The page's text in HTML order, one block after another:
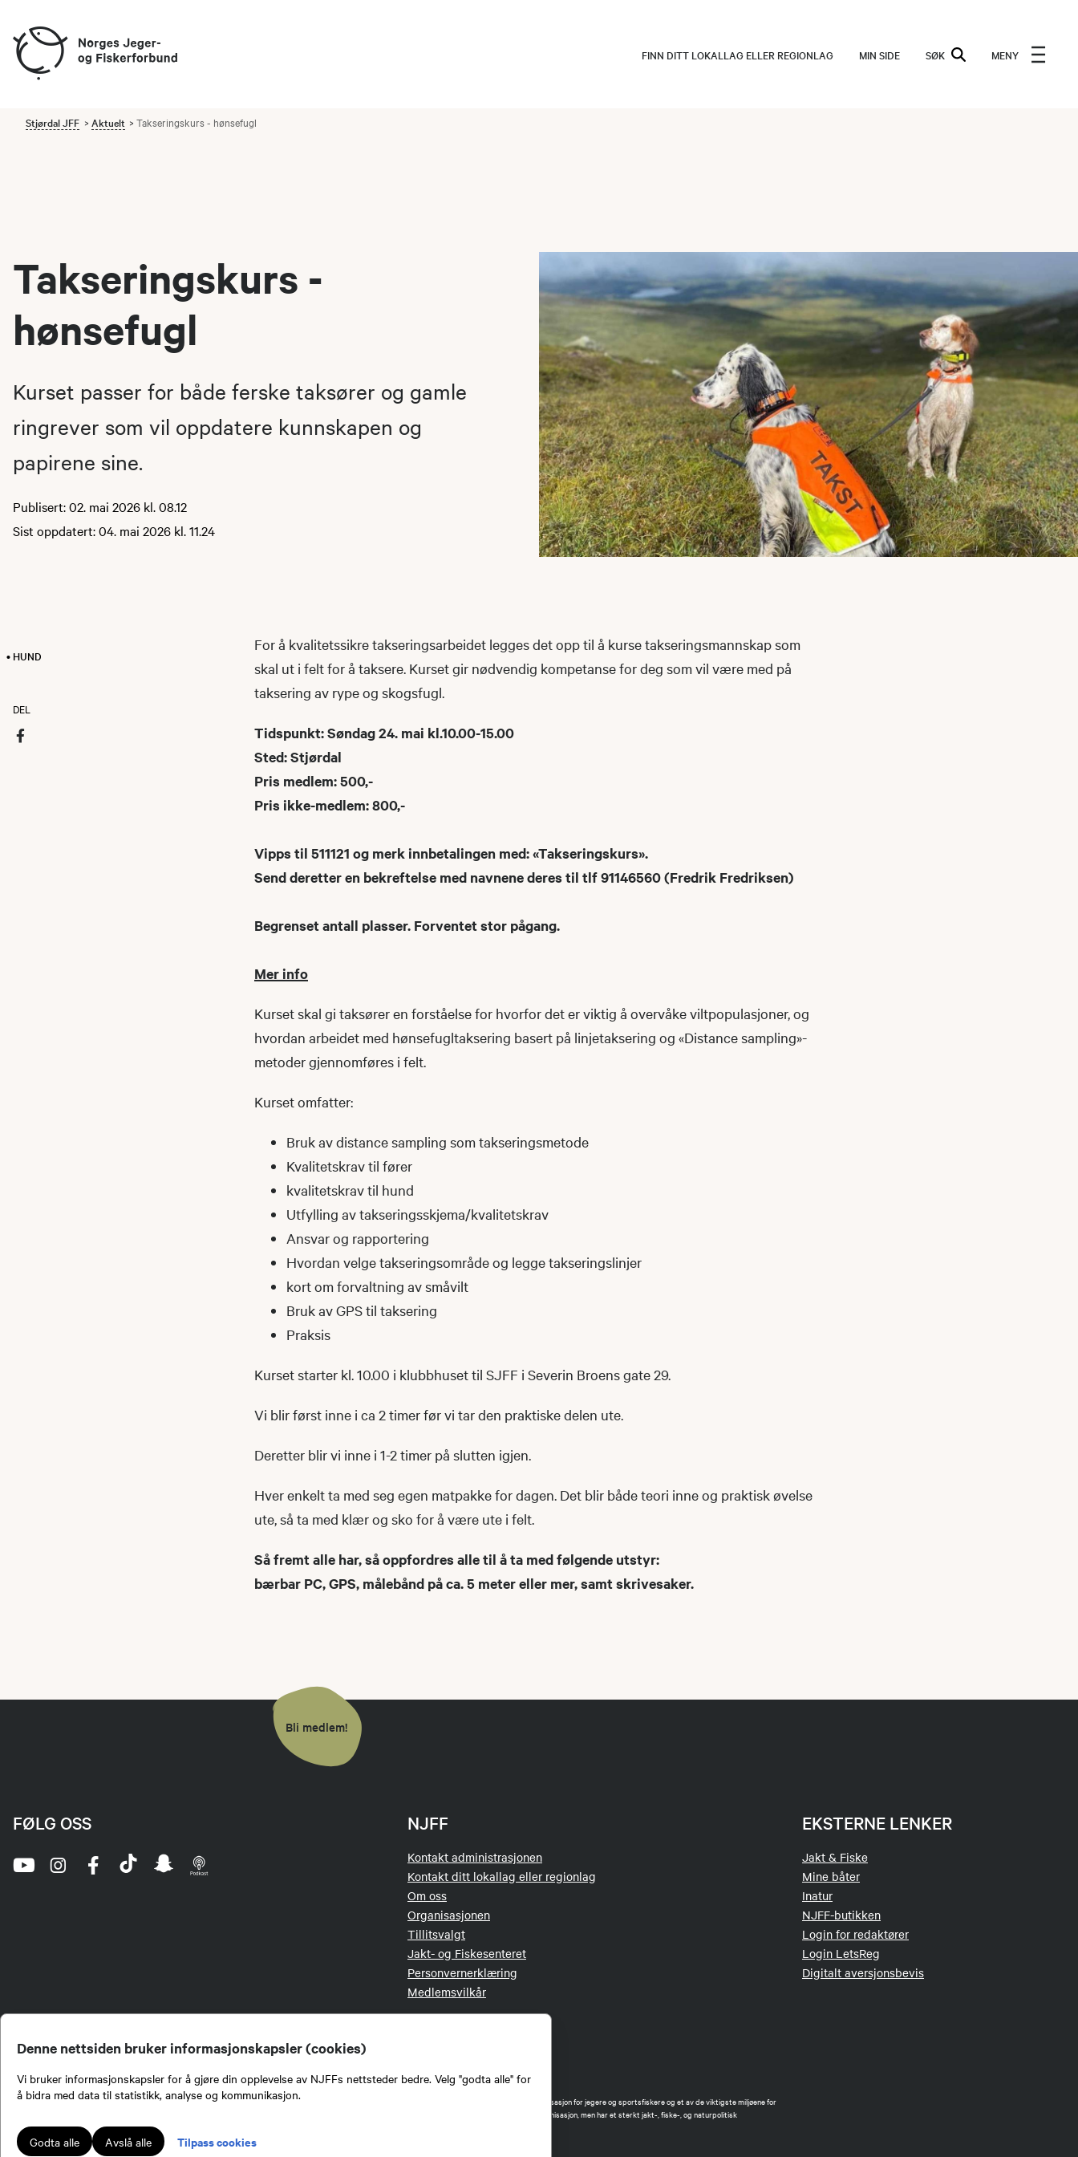
Denne nettsiden bruker informasjonskapsler (cookies)
Vi bruker informasjonskapsler for å gjøre din opplevelse av NJFFs nettsteder bedre. Velg "godta alle" for
å bidra med data til statistikk, analyse og kommunikasjon.
Godta alle Avslå alle Tilpass cookies
FINN DITT LOKALLAG ELLER REGIONLAG MIN SIDE SØK MENY
Stjørdal JFF Aktuelt Takseringskurs - hønsefugl
Takseringskurs -
hønsefugl
Kurset passer for både ferske taksører og gamle
ringrever som vil oppdatere kunnskapen og
papirene sine.
Publisert: 02. mai 2026 kl. 08.12
Sist oppdatert: 04. mai 2026 kl. 11.24
• HUND
DEL
For å kvalitetssikre takseringsarbeidet legges det opp til å kurse takseringsmannskap som
skal ut i felt for å taksere. Kurset gir nødvendig kompetanse for deg som vil være med på
taksering av rype og skogsfugl.
Tidspunkt: Søndag 24. mai kl.10.00-15.00
Sted: Stjørdal
Pris medlem: 500,-
Pris ikke-medlem: 800,-
Vipps til 511121 og merk innbetalingen med: «Takseringskurs».
Send deretter en bekreftelse med navnene deres til tlf 91146560 (Fredrik Fredriksen)
Begrenset antall plasser. Forventet stor pågang.
Mer info
Kurset skal gi taksører en forståelse for hvorfor det er viktig å overvåke viltpopulasjoner, og
hvordan arbeidet med hønsefugltaksering basert på linjetaksering og «Distance sampling»-
metoder gjennomføres i felt.
Kurset omfatter:
Bruk av distance sampling som takseringsmetode
Kvalitetskrav til fører
kvalitetskrav til hund
Utfylling av takseringsskjema/kvalitetskrav
Ansvar og rapportering
Hvordan velge takseringsområde og legge takseringslinjer
kort om forvaltning av småvilt
Bruk av GPS til taksering
Praksis
Kurset starter kl. 10.00 i klubbhuset til SJFF i Severin Broens gate 29.
Vi blir først inne i ca 2 timer før vi tar den praktiske delen ute.
Deretter blir vi inne i 1-2 timer på slutten igjen.
Hver enkelt ta med seg egen matpakke for dagen. Det blir både teori inne og praktisk øvelse
ute, så ta med klær og sko for å være ute i felt.
Så fremt alle har, så oppfordres alle til å ta med følgende utstyr:
bærbar PC, GPS, målebånd på ca. 5 meter eller mer, samt skrivesaker.
Bli medlem!
NJFF
Kontakt administrasjonen
Kontakt ditt lokallag eller regionlag
Om oss
Organisasjonen
Tillitsvalgt
Jakt- og Fiskesenteret
Personvernerklæring
Medlemsvilkår
EKSTERNE LENKER
Jakt & Fiske
Mine båter
Inatur
NJFF-butikken
Login for redaktører
Login LetsReg
Digitalt aversjonsbevis
FØLG OSS
Norges Jeger- og Fiskerforbund (NJFF) er landets eneste landsdekkende organisasjon for jegere og sportsfiskere og et av de viktigste miljøene for
formidling av kunnskap om jakt og fiske i Norge. Vi er en partipolitisk nøytral organisasjon, men har et sterkt jakt-, fiske-, og naturpolitisk